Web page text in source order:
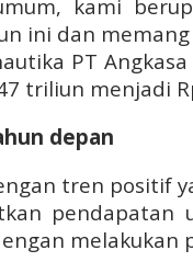
kami
ini dan
PT
triliun menjadi
depan
tren positif
pendapatan
melakukan